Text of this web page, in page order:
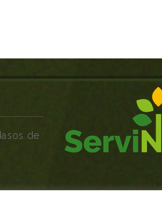
de